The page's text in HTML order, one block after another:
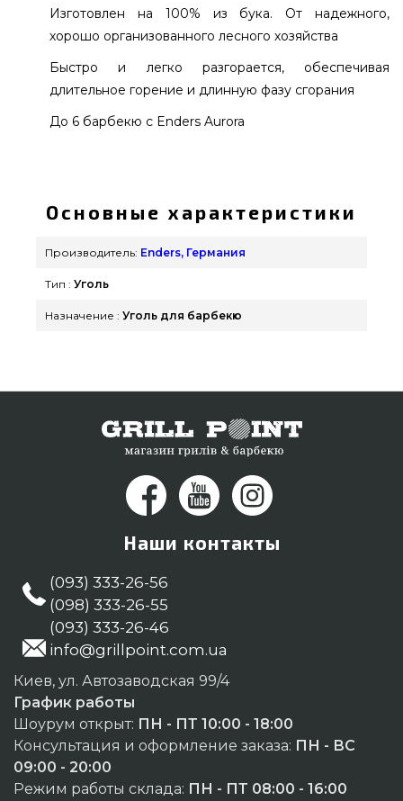
Изготовлен на 100% из бука. От надежного,
хорошо организованного лесного хозяйства
Быстро и легко разгорается, обеспечивая
длительное горение и длинную фазу сгорания
До 6 барбекю с Enders Aurora
по актуальной цене всего 400 грн. в онлайн
каталоге грилей и барбекью GrillPoint. Смотрите
и покупайте также Уголь и Розжиг для гриля в
прямо сейчас нашим продавцам по
телефонному номеру (098) 333-26-55 и мы
Основные характеристики
Производитель: Enders, Германия
Тип : Уголь
Назначение : Уголь для барбекю
Наши контакты
(093) 333-26-56
(098) 333-26-55
(093) 333-26-46
info@grillpoint.com.ua
Киев, ул. Автозаводская 99/4
График работы
Шоурум открыт: ПН - ПТ 10:00 - 18:00
Консультация и оформление заказа: ПН - ВС
09:00 - 20:00
Режим работы склада: ПН - ПТ 08:00 - 16:00